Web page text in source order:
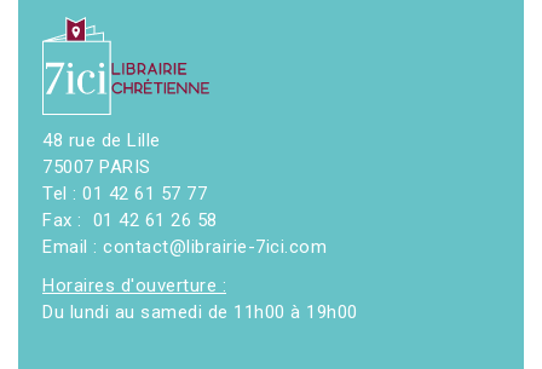
48 rue de Lille
75007 PARIS
Tel : 01 42 61 57 77
Fax : 01 42 61 26 58
Email : contact@librairie-7ici.com
Horaires d'ouverture :
Du lundi au samedi de 11h00 à 19h00